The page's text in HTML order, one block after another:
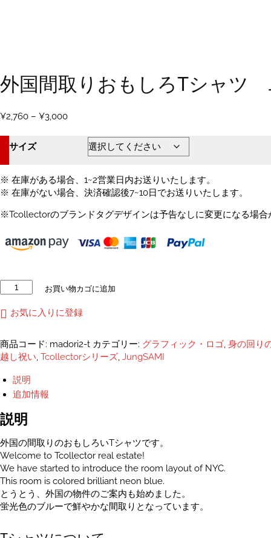
外国間取りおもしろTシャツ
¥2,760 – ¥3,000価
¥2,760
¥3,000
サイズ
※ 在庫がある場合、1~2営業日内お送りいたします。
※ 在庫がない場合、決済確認後7~10日でお送りいたします。
※Tcollectorのブランドタグデザインは予告なしに変更になる場合
国
間
お
も
T
シ
ャ
ツ
ユ
ニ
セ
ッ
ク
ス
お買い物カゴに追加
お気に入りに登録
商品コード: madori2-t カテゴリー: グラフィック・ロゴ, 身の回り
越し祝い, Tcollectorシリーズ, JungSAMI
説明
追加情報
説明
外国の間取りのおもしろいTシャツです。
Welcome to Tcollector real estate!
We have started to introduce the room layout of NYC.
This room is colored brilliant neon blue.
とうとう、外国の物件のご案内も始めました。
蛍光色のブルーで鮮やかな間取りとなっています。